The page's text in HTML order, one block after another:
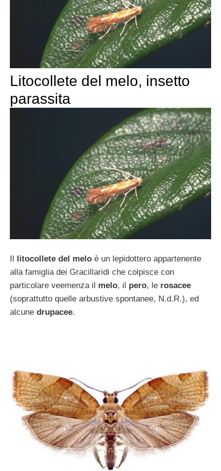
Litocollete del melo, insetto
parassita
Il litocollete del melo è un lepidottero appartenente
alla famiglia dei Gracillaridi che colpisce con
particolare veemenza il melo, il pero, le rosacee
(soprattutto quelle arbustive spontanee, N.d.R.), ed
alcune drupacee.